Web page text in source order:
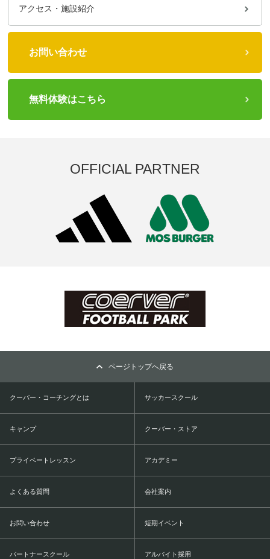
アクセス・施設紹介
お問い合わせ
無料体験はこちら
OFFICIAL PARTNER
ページトップへ戻る
クーバー・コーチングとは サッカースクール
キャンプ クーバー・ストア
プライベートレッスン アカデミー
よくある質問 会社案内
お問い合わせ 短期イベント
パートナースクール アルバイト採用